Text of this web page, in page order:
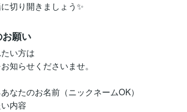
願い
い方は
知らせくださいませ。
なたのお名前（ニックネームOK）
内容